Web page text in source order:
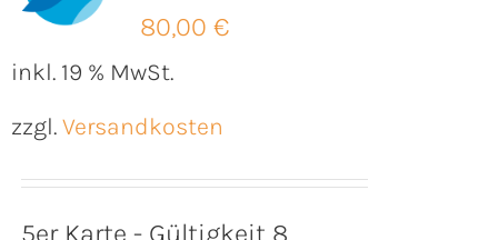
80,00 €
inkl. 19 % MwSt.
zzgl. Versandkosten
5er Karte - Gültigkeit 8